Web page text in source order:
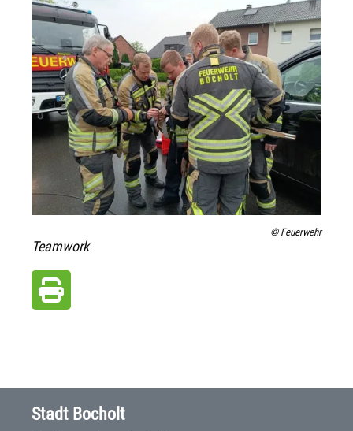
© Feuerwehr
Teamwork
Stadt Bocholt